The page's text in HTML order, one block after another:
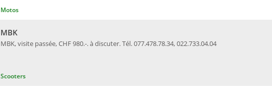
Motos
Scooters
MBK, visite passée, CHF 980.-. à discuter. Tél. 077.478.78.34, 022.733.04.04
MBK